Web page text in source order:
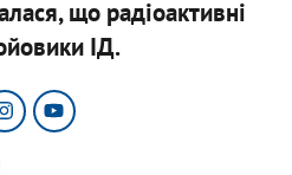
що радіоактивні
ІД.